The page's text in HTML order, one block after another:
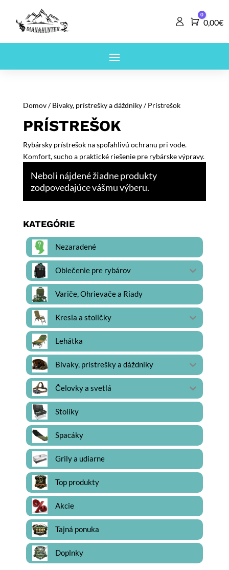
Košík
0
0,00€
Domov/Bivaky, prístrešky a dáždniky/ Prístrešok
PRÍSTREŠOK
Rybársky prístrešok na spoľahlivú ochranu pri vode.
Komfort, sucho a praktické riešenie pre rybárske výpravy.
Neboli nájdené žiadne produkty
zodpovedajúce vášmu výberu.
KATEGÓRIE
Nezaradené
Oblečenie pre rybárov
Variče, Ohrievače a Riady
Kresla a stoličky
Lehátka
Bivaky, prístrešky a dáždniky
Čelovky a svetlá
Stolíky
Spacáky
Grily a udiarne
Top produkty
Akcie
Tajná ponuka
Doplnky